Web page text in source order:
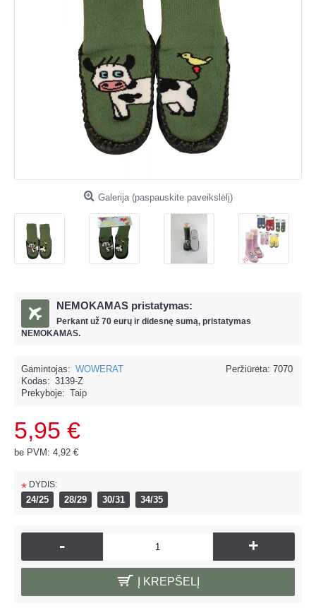
Galerija (paspauskite paveikslėlį)
NEMOKAMAS pristatymas:
Perkant už 70 eurų ir didesnę sumą, pristatymas
NEMOKAMAS.
Peržiūrėta: 7070
Gamintojas: WOWERAT
Kodas: 3139-Z
Prekyboje: Taip
5,95 €
be PVM: 4,92 €
* DYDIS:
24/25 28/29 30/31 34/35
- +
Į KREPŠELĮ